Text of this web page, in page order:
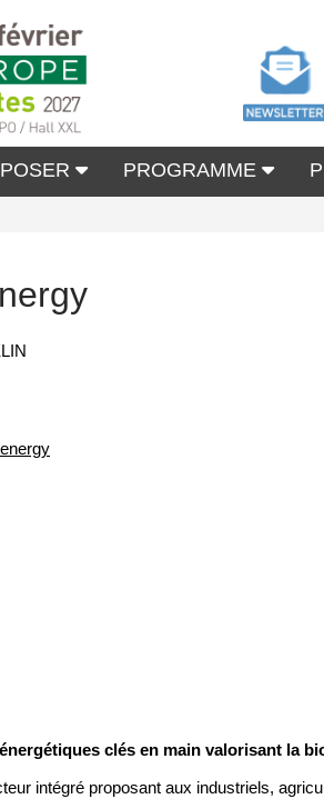
PROGRAMME
clés en main valorisant la
intégré proposant aux industriels,